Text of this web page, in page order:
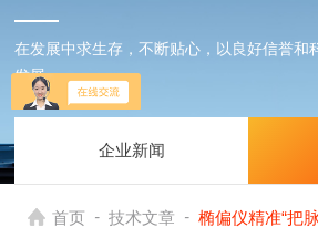
在发展中求生存，不断贴心，以良好信誉和
发展
企业新闻
首页 - 技术文章 - 椭偏仪精准“把脉”AlN晶体质